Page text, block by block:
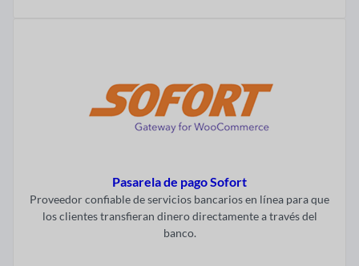
Pasarela de pago Sofort
Proveedor confiable de servicios bancarios en línea para que
los clientes transfieran dinero directamente a través del
banco.